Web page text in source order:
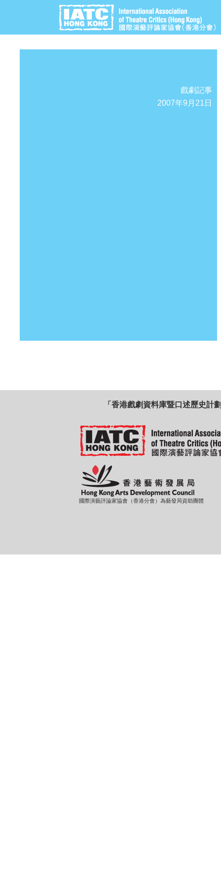
戲劇記事
2007年9月21日
「香港戲劇資料庫暨口述歷史計
國際演藝評論家協會（香港分會）為藝發局資助團體